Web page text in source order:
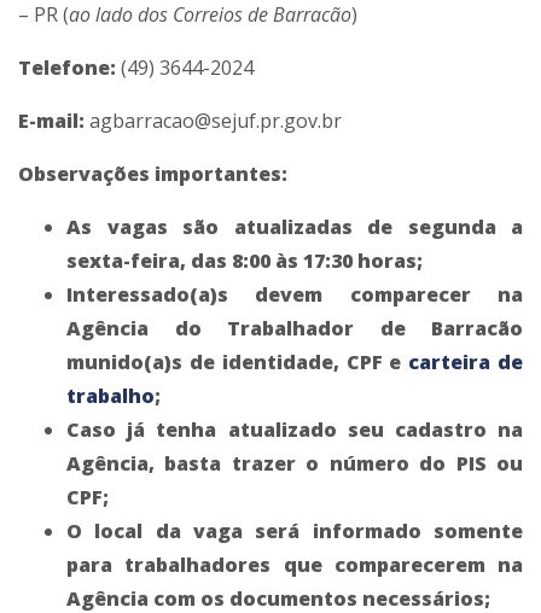
– PR (ao lado dos Correios de Barracão)
Telefone: (49) 3644-2024
E-mail: agbarracao@sejuf.pr.gov.br
Observações importantes:
As vagas são atualizadas de segunda a
sexta-feira, das 8:00 às 17:30 horas;
Interessado(a)s devem comparecer na
Agência do Trabalhador de Barracão
munido(a)s de identidade, CPF e carteira de
trabalho;
Caso já tenha atualizado seu cadastro na
Agência, basta trazer o número do PIS ou
CPF;
O local da vaga será informado somente
para trabalhadores que comparecerem na
Agência com os documentos necessários;